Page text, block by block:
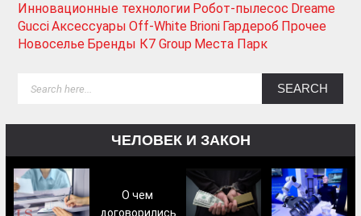
Инновационные технологии Робот-пылесос Dreame
GucciАксессуары Off-White Brioni Гардероб Прочее
Новоселье Бренды К7 Group Места Парк
ЧЕЛОВЕК И ЗАКОН
О чем
договорились